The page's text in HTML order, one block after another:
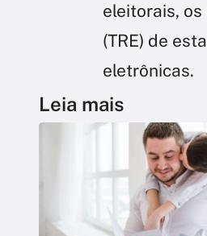
eleitorais,
(TRE) de
eletrônicas.
Leia mais